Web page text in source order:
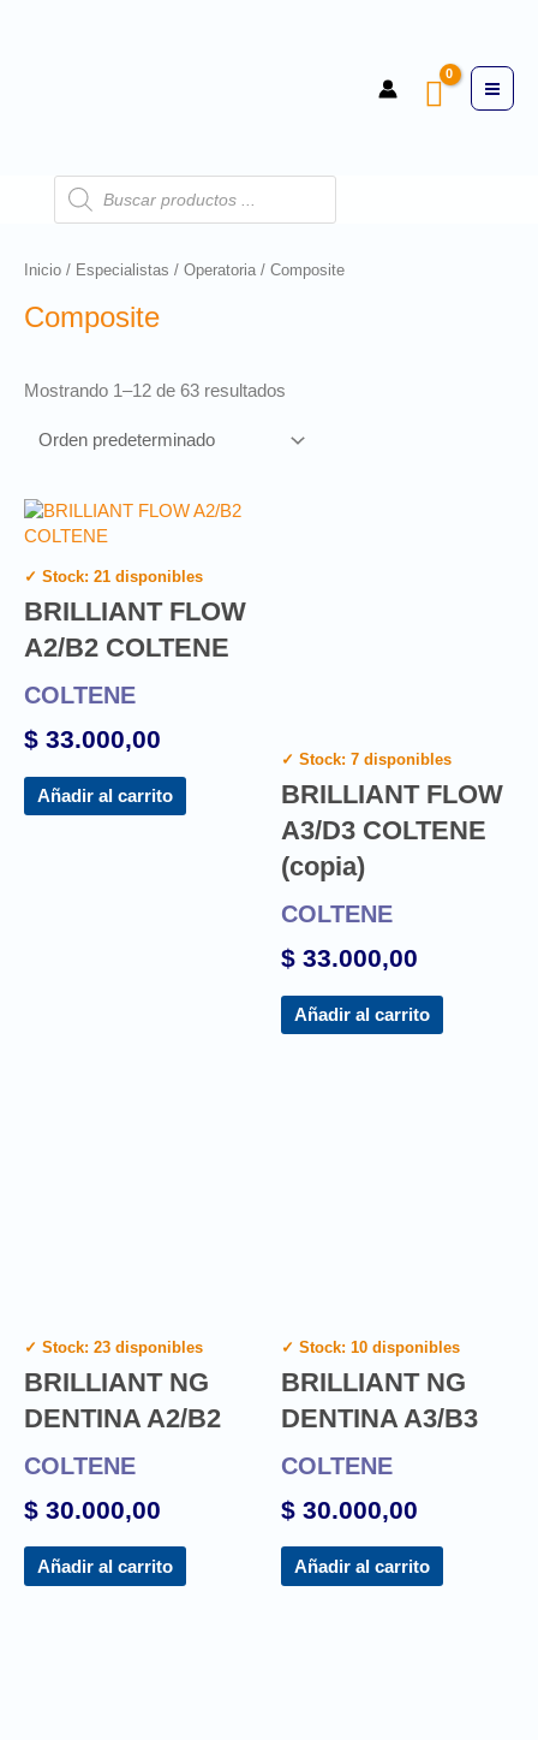
Inicio / Especialistas / Operatoria / Composite
Composite
Mostrando 1–12 de 63 resultados
✓ Stock: 21 disponibles
BRILLIANT FLOW
A2/B2 COLTENE
COLTENE
$ 33.000,00
Añadir al carrito
✓ Stock: 7 disponibles
BRILLIANT FLOW
A3/D3 COLTENE
(copia)
COLTENE
$ 33.000,00
Añadir al carrito
✓ Stock: 23 disponibles
BRILLIANT NG
DENTINA A2/B2
COLTENE
$ 30.000,00
Añadir al carrito
✓ Stock: 10 disponibles
BRILLIANT NG
DENTINA A3/B3
COLTENE
$ 30.000,00
Añadir al carrito